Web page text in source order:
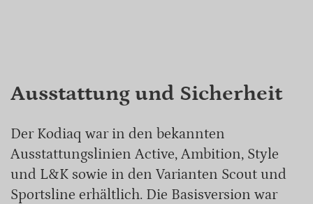
Ausstattung und Sicherheit
Der Kodiaq war in den bekannten
Ausstattungslinien Active, Ambition, Style
und L&K sowie in den Varianten Scout und
Sportsline erhältlich. Die Basisversion war